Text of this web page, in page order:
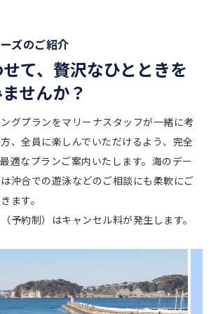
ション
象情報
風向・風速
ハーバー
ログイン
ズのご紹介
て、贅沢なひとときを
せんか？
グプランをマリーナスタッフが一緒に考
、全員に楽しんでいただけるよう、完全
適なプランご案内いたします。海のデー
沖合での遊泳などのご相談にも柔軟にご
ます。
予約制）はキャンセル料が発生します。